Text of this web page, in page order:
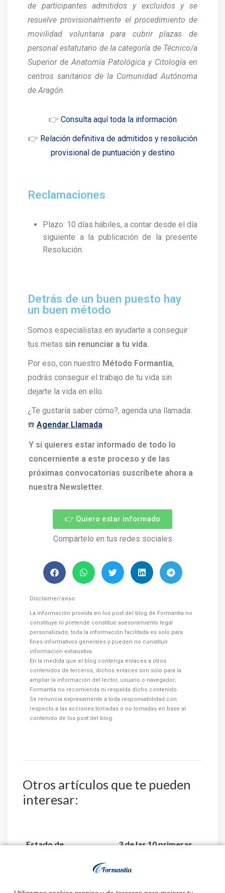
de participantes admitidos y excluidos y se
resuelve provisionalmente el procedimiento de
movilidad voluntaria para cubrir plazas de
personal estatutario de la categoría de Técnico/a
Superior de Anatomía Patológica y Citología en
centros sanitarios de la Comunidad Autónoma
de Aragón.
👉 Consulta aquí toda la información
👉 Relación definitiva de admitidos y resolución
provisional de puntuación y destino
Reclamaciones
Plazo: 10 días hábiles, a contar desde el día
siguiente a la publicación de la presente
Resolución.
Detrás de un buen puesto hay
un buen método
Somos especialistas en ayudarte a conseguir
tus metas sin renunciar a tu vida.
Por eso, con nuestro Método Formantia,
podrás conseguir el trabajo de tu vida sin
dejarte la vida en ello.
¿Te gustaría saber cómo?, agenda una llamada:
☎️ Agendar Llamada
Y si quieres estar informado de todo lo
concerniente a este proceso y de las
próximas convocatorias suscríbete ahora a
nuestra Newsletter.
👉 Quiero estar informado
Compártelo en tus redes sociales
Disclaimer/aviso:
La información provista en los post del blog de Formantia no
constituye ni pretende constituir asesoramiento legal
personalizado; toda la información facilitada es solo para
fines informativos generales y pueden no constituir
información exhaustiva.
En la medida que el blog contenga enlaces a otros
contenidos de terceros, dichos enlaces son solo para la
ampliar la información del lector, usuario o navegador;
Formantia no recomienda ni respalda dicho contenido.
Se renuncia expresamente a toda responsabilidad con
respecto a las acciones tomadas o no tomadas en base al
contenido de los post del blog.
Otros artículos que te pueden
interesar:
Estado de
Técnico Superior ...
3 de las 10 primeras
Anatom...